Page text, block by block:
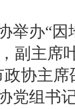
举办“
副主席
政协主
党组书